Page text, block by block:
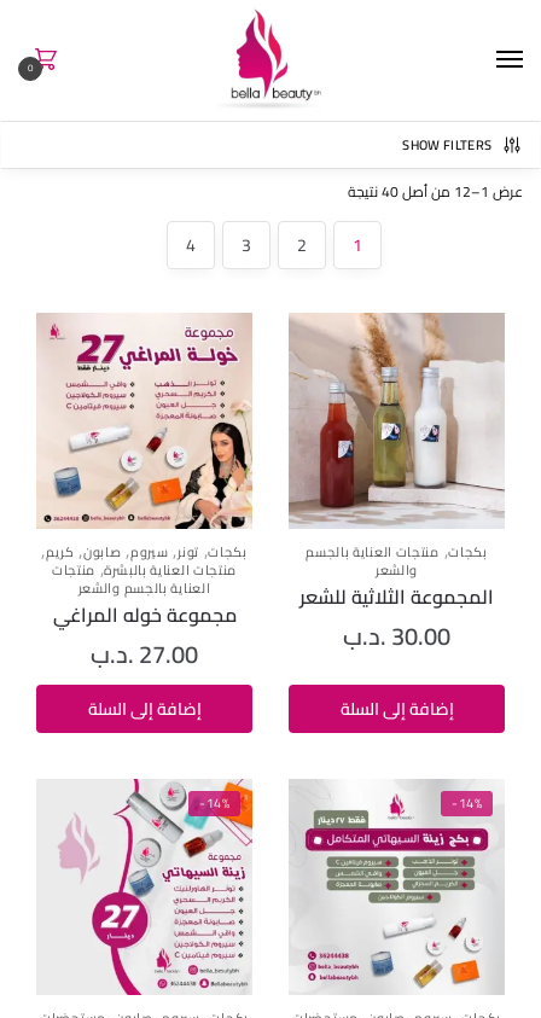
0
SHOW FILTERS
عرض 1–12 من أصل 40 نتيجة
1
2
3
4
بكجات, منتجات العناية بالجسم
والشعر
المجموعة الثلاثية للشعر
30.00.د.ب
إضافة إلى السلة
بكجات, تونر, سيروم, صابون, كريم,
منتجات العناية بالبشرة,منتجات
العناية بالجسم والشعر
مجموعة خوله المراغي
27.00.د.ب
إضافة إلى السلة
-14%
-14%